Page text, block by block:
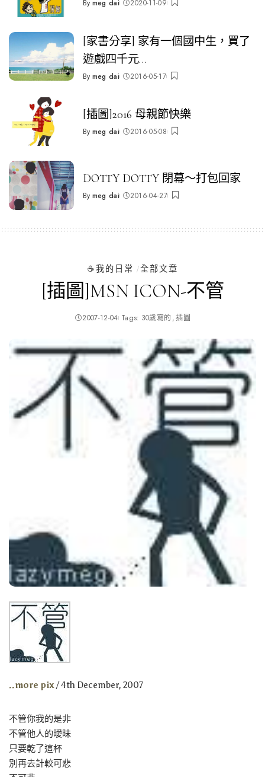
Posted
By meg dai 2020-11-09
[家書分享] 家有一個國中生，買了
遊戲四千元…
Posted
By meg dai 2016-05-17
[插圖]2016 母親節快樂
Posted
By meg dai 2016-05-08
DOTTY DOTTY 閉幕～打包回家
Posted
By meg dai 2016-04-27
☕️我的日常 全部文章
[插圖]MSN ICON-不管
2007-12-04 Tags: 30歲寫的 插圖
..more pix / 4th December, 2007
不管你我的是非
不管他人的曖昧
只要乾了這杯
別再去計較可悲